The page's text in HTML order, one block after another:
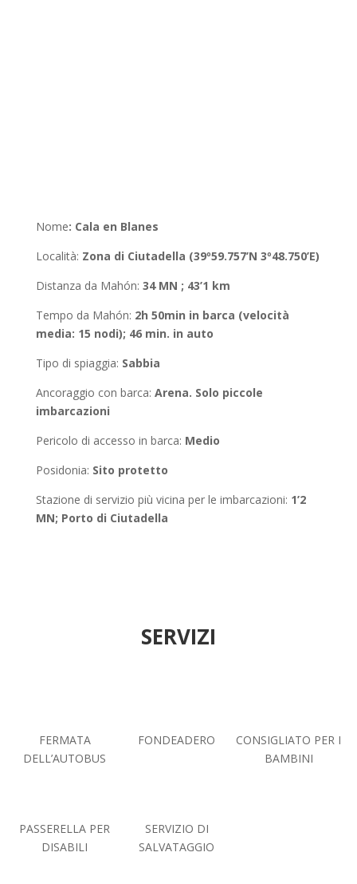
Nome: Cala en Blanes
Località: Zona di Ciutadella (39º59.757’N 3º48.750’E)
Distanza da Mahón: 34 MN ; 43’1 km
Tempo da Mahón: 2h 50min in barca (velocità
media: 15 nodi); 46 min. in auto
Tipo di spiaggia: Sabbia
Ancoraggio con barca: Arena. Solo piccole
imbarcazioni
Pericolo di accesso in barca: Medio
Posidonia: Sito protetto
Stazione di servizio più vicina per le imbarcazioni: 1’2
MN; Porto di Ciutadella
SERVIZI
FERMATA
DELL’AUTOBUS
FONDEADERO
CONSIGLIATO PER I
BAMBINI
PASSERELLA PER
DISABILI
SERVIZIO DI
SALVATAGGIO